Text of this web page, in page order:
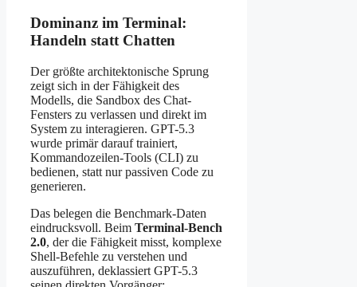
Dominanz im Terminal:
Handeln statt Chatten
Der größte architektonische Sprung
zeigt sich in der Fähigkeit des
Modells, die Sandbox des Chat-
Fensters zu verlassen und direkt im
System zu interagieren. GPT-5.3
wurde primär darauf trainiert,
Kommandozeilen-Tools (CLI) zu
bedienen, statt nur passiven Code zu
generieren.
Das belegen die Benchmark-Daten
eindrucksvoll. Beim Terminal-Bench
2.0, der die Fähigkeit misst, komplexe
Shell-Befehle zu verstehen und
auszuführen, deklassiert GPT-5.3